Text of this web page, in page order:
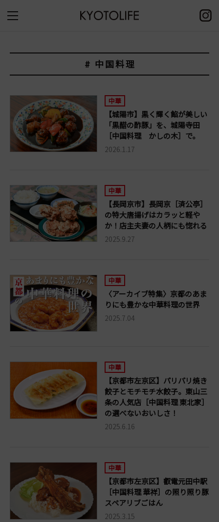
# 中国料理
中華
【城陽市】黒く輝く餡が美しい
「黒醋の酢豚」を、城陽寺田
［中国料理 かしの木］で。
2026.1.17
中華
【長岡京市】長岡京［済公亭］
の特大唐揚げはカラッと軽や
か！店主夫妻の人柄にも惚れる
2025.9.27
中華
〈アーカイブ特集〉京都のあま
りにも豊かな中華料理の世界
2025.7.04
中華
【京都市左京区】パリパリ焼き
餃子とモチモチ水餃子。東山三
条の人気店［中国料理 東北家］
の選べないおいしさ！
2025.6.16
中華
【京都市左京区】叡電元田中駅
［中国料理 華祥］の照り照り豚
スペアリブごはん
2025.3.15